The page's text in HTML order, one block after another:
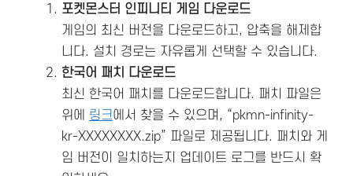
포켓몬스터 인피니티 게임 다운로드
게임의 최신 버전을 다운로드하고, 압축을 해제합
니다. 설치 경로는 자유롭게 선택할 수 있습니다.
한국어 패치 다운로드
최신 한국어 패치를 다운로드합니다. 패치 파일은
위에 링크에서 찾을 수 있으며, “pkmn-infinity-
kr-XXXXXXXX.zip” 파일로 제공됩니다. 패치와 게
임 버전이 일치하는지 업데이트 로그를 반드시 확